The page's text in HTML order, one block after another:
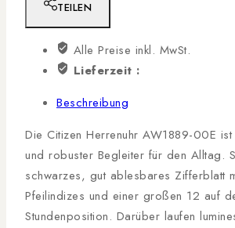
TEILEN
Alle Preise inkl. MwSt.
Lieferzeit :
Beschreibung
Die Citizen Herrenuhr AW1889-00E
und robuster Begleiter für den Alltag.
schwarzes, gut ablesbares Zifferblatt
Pfeilindizes und einer großen 12 auf
Stundenposition. Darüber laufen